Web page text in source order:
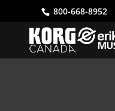
800-668-8952